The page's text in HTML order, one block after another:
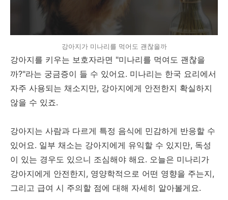
강아지가 미나리를 먹어도 괜찮을까
강아지를 키우는 보호자라면 "미나리를 먹여도 괜찮을
까?"라는 궁금증이 들 수 있어요. 미나리는 한국 요리에서
자주 사용되는 채소지만, 강아지에게 안전한지 확실하지
않을 수 있죠.
강아지는 사람과 다르게 특정 음식에 민감하게 반응할 수
있어요. 일부 채소는 강아지에게 유익할 수 있지만, 독성
이 있는 경우도 있으니 조심해야 해요. 오늘은 미나리가
강아지에게 안전한지, 영양학적으로 어떤 영향을 주는지,
그리고 급여 시 주의할 점에 대해 자세히 알아볼게요.